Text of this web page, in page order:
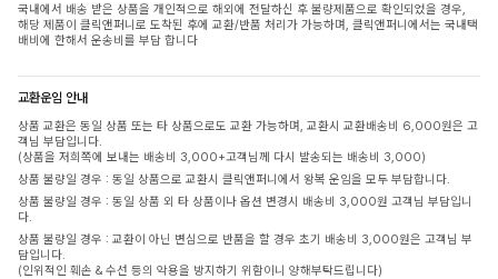
국내에서 배송 받은 상품을 개인적으로 해외에 전달하신 후 불량제품으로 확인되었을 경우,
해당 제품이 클릭앤퍼니로 도착된 후에 교환/반품 처리가 가능하며, 클릭앤퍼니에서는 국내택
배비에 한해서 운송비를 부담 합니다
교환운임 안내
상품 교환은 동일 상품 또는 타 상품으로도 교환 가능하며, 교환시 교환배송비 6,000원은 고
객님 부담입니다.
(상품을 저희쪽에 보내는 배송비 3,000+고객님께 다시 발송되는 배송비 3,000)
상품 불량일 경우 : 동일 상품으로 교환시 클릭앤퍼니에서 왕복 운임을 모두 부담합니다.
상품 불량일 경우 : 동일 상품 외 타 상품이나 옵션 변경시 배송비 3,000원 고객님 부담입니
다.
상품 불량일 경우 : 교환이 아닌 변심으로 반품을 할 경우 초기 배송비 3,000원은 고객님 부
담입니다.
(인위적인 훼손 & 수선 등의 악용을 방지하기 위함이니 양해부탁드립니다)